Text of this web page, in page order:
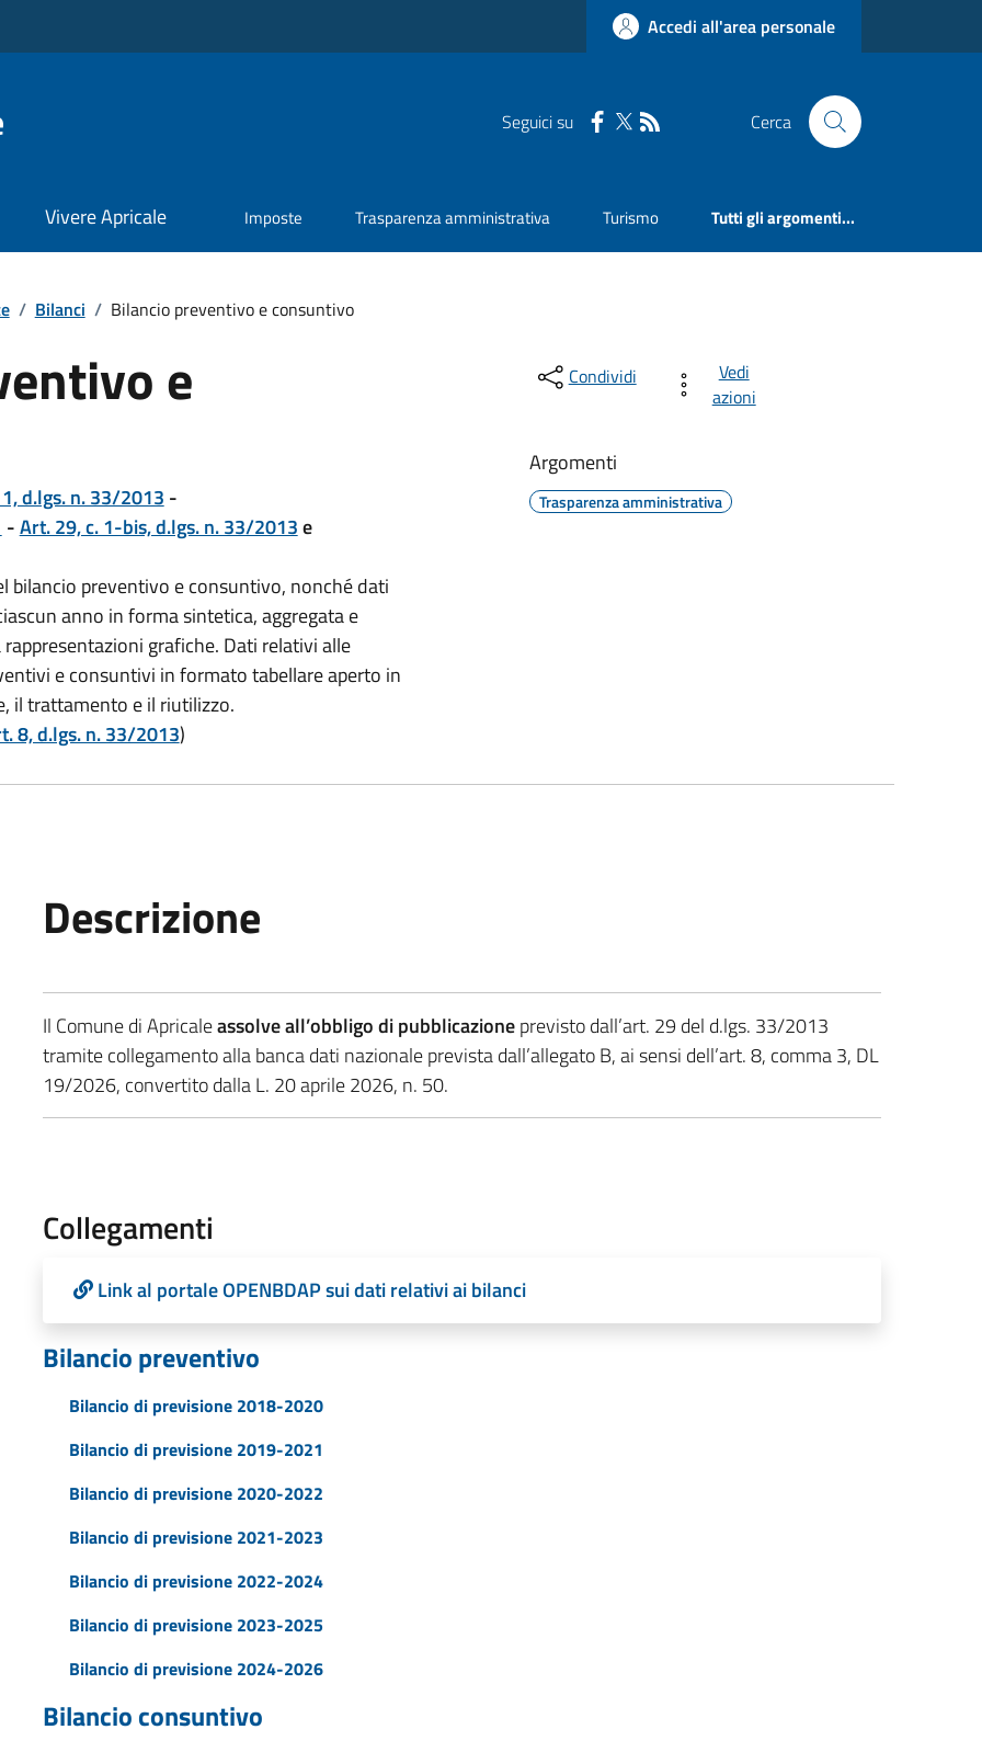
Accedi all'area personale
Seguici su Cerca
Vivere Apricale Imposte Trasparenza amministrativa Turismo Tutti gli argomenti...
/ Bilanci / Bilancio preventivo e consuntivo
e
d.lgs. n. 33/2013 -
-Art. 29, c. 1-bis, d.lgs. n. 33/2013e
bilancio preventivo e consuntivo, nonché dati
anno in forma sintetica, aggregata e
grafiche. Dati relativi alle
e consuntivi in formato tabellare aperto in
il trattamento e il riutilizzo.
8, d.lgs. n. 33/2013)
Condividi
Vedi
azioni
Argomenti
Trasparenza amministrativa
Descrizione
Il Comune di Apricaleassolve all’obbligo di pubblicazioneprevisto dall’art. 29 del d.lgs. 33/2013
tramite collegamento alla banca dati nazionale prevista dall’allegato B, ai sensi dell’art. 8, comma 3, DL
19/2026, convertito dalla L. 20 aprile 2026, n. 50.
Collegamenti
Link al portale OPENBDAP sui dati relativi ai bilanci
Bilancio preventivo
Bilancio di previsione 2018-2020
Bilancio di previsione 2019-2021
Bilancio di previsione 2020-2022
Bilancio di previsione 2021-2023
Bilancio di previsione 2022-2024
Bilancio di previsione 2023-2025
Bilancio di previsione 2024-2026
Bilancio consuntivo